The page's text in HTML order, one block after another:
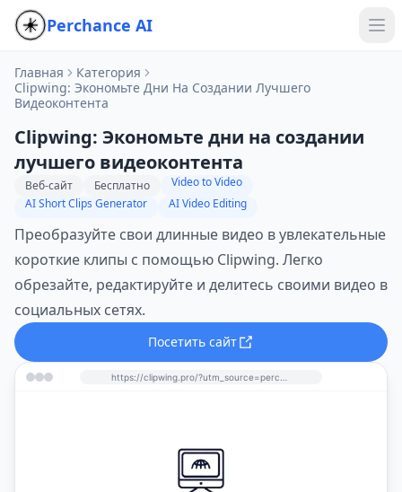
Perchance AI
Главная
Категория
Clipwing: Экономьте Дни На Создании Лучшего
Видеоконтента
Clipwing: Экономьте дни на создании
лучшего видеоконтента
Веб-сайт Бесплатно
Video to Video
AI Short Clips Generator
AI Video Editing
Преобразуйте свои длинные видео в увлекательные
короткие клипы с помощью Clipwing. Легко
обрезайте, редактируйте и делитесь своими видео в
социальных сетях.
Посетить сайт